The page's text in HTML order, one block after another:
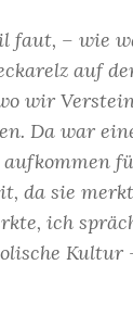
faut, – wie
auf
wir
Da war
aufkommen
da sie
ich
Kultur